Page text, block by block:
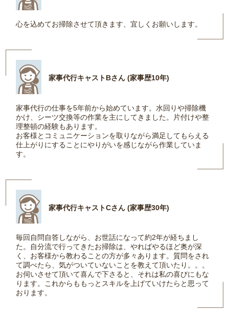
心を込めてお掃除させて頂きます、宜しくお願いします。
家事代行キャストBさん (家事歴10年)
家事代行の仕事を5年前から始めています。水回りや掃除機
かけ、シーツ交換等の作業を主にしてきました。片付けや整
理整頓の経験もあります。
お客様とコミュニケーションを取りながら満足してもらえる
仕上がりにすることにやりがいを感じながら作業していま
す。
家事代行キャストCさん (家事歴30年)
毎回自問自答しながら、お世話になって約2年が経ちまし
た。自分流で行ってきたお掃除は、やればやるほど奥が深
く、お客様から教わることの方が多々あります。質問をされ
て調べたら、気がついていないことを教えて頂いたり。。。
お伺いさせて頂いて喜んで下さると、それは私の喜びにもな
ります。これからももっとスキルを上げていけたらと思って
おります。